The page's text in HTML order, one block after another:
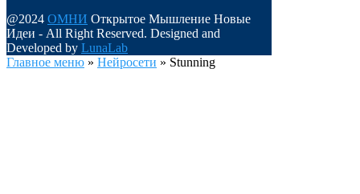
@2024 ОМНИ Открытое Мышление Новые
Идеи - All Right Reserved. Designed and
Developed by LunaLab
Главное меню » Нейросети » Stunning